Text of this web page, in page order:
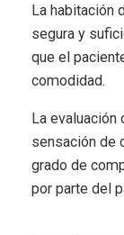
La habitación
segura y
que el
comodidad.
La evaluación
sensación de
grado de
por parte del